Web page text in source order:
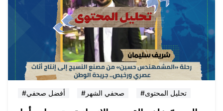
#أفضل صحفي #صحفي الشهر #تحليل المحتوى